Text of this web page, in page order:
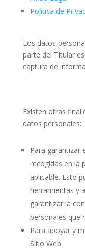
Política de
Los datos
parte del Titular
captura de
Existen otras
datos personales:
Para garantizar
recogidas en la
aplicable. Esto
herramientas y
garantizar la
personales que
Para apoyar y
Sitio Web.